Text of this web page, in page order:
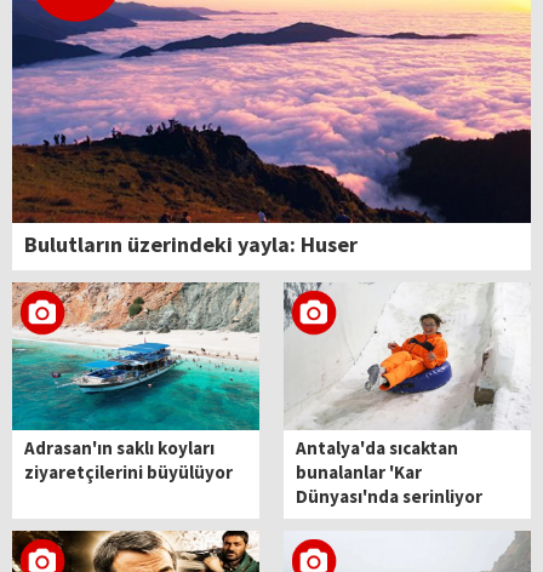
Bulutların üzerindeki yayla: Huser
Adrasan'ın saklı koyları
ziyaretçilerini büyülüyor
Antalya'da sıcaktan
bunalanlar 'Kar
Dünyası'nda serinliyor